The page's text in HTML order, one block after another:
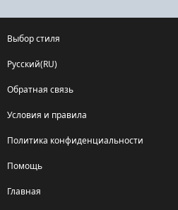
Выбор стиля
Русский(RU)
Обратная связь
Условия и правила
Политика конфиденциальности
Помощь
Главная